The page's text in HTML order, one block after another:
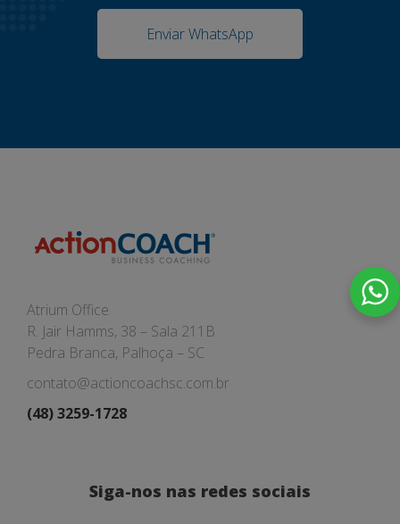
Enviar WhatsApp
Atrium Office
R. Jair Hamms, 38 – Sala 211B
Pedra Branca, Palhoça – SC
contato@actioncoachsc.com.br
(48) 3259-1728
Siga-nos nas redes sociais